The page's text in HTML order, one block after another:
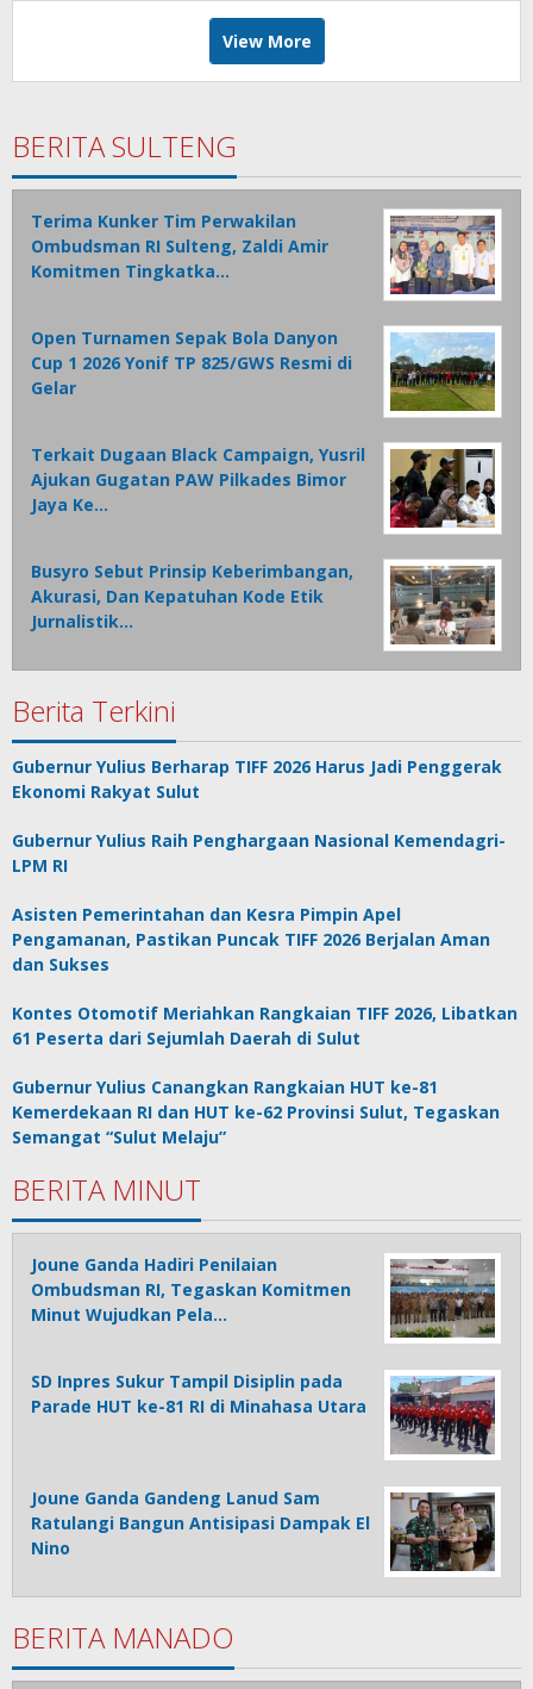
View More
BERITA SULTENG
Terima Kunker Tim Perwakilan
Ombudsman RI Sulteng, Zaldi Amir
Komitmen Tingkatka…
Open Turnamen Sepak Bola Danyon
Cup 1 2026 Yonif TP 825/GWS Resmi di
Gelar
Terkait Dugaan Black Campaign, Yusril
Ajukan Gugatan PAW Pilkades Bimor
Jaya Ke…
Busyro Sebut Prinsip Keberimbangan,
Akurasi, Dan Kepatuhan Kode Etik
Jurnalistik…
Berita Terkini
Gubernur Yulius Berharap TIFF 2026 Harus Jadi Penggerak
Ekonomi Rakyat Sulut
Gubernur Yulius Raih Penghargaan Nasional Kemendagri-
LPM RI
Asisten Pemerintahan dan Kesra Pimpin Apel
Pengamanan, Pastikan Puncak TIFF 2026 Berjalan Aman
dan Sukses
Kontes Otomotif Meriahkan Rangkaian TIFF 2026, Libatkan
61 Peserta dari Sejumlah Daerah di Sulut
Gubernur Yulius Canangkan Rangkaian HUT ke-81
Kemerdekaan RI dan HUT ke-62 Provinsi Sulut, Tegaskan
Semangat “Sulut Melaju”
BERITA MINUT
Joune Ganda Hadiri Penilaian
Ombudsman RI, Tegaskan Komitmen
Minut Wujudkan Pela…
SD Inpres Sukur Tampil Disiplin pada
Parade HUT ke-81 RI di Minahasa Utara
Joune Ganda Gandeng Lanud Sam
Ratulangi Bangun Antisipasi Dampak El
Nino
BERITA MANADO